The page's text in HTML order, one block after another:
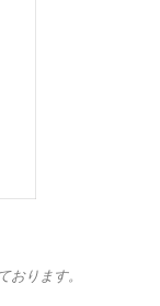
ります。